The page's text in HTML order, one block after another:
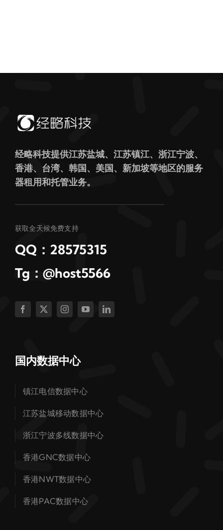
经略科技提供江苏盐城、江苏镇江、浙江宁波、
香港、台湾、韩国、美国、新加坡等地区的服务
器租用和托管业务。
获取全天候免费支持
QQ：28575315
Tg：@host5566
国内数据中心
镇江电信数据中心
江苏盐城移动数据中心
浙江宁波多线数据中心
香港GNC数据中心
香港NWT数据中心
香港PAC数据中心